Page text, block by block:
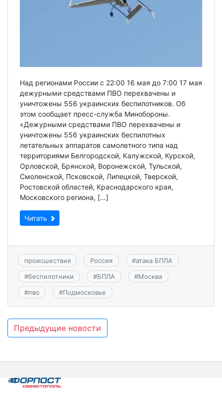
Над регионами России с 22:00 16 мая до 7:00 17 мая
дежурными средствами ПВО перехвачены и
уничтожены 556 украинских беспилотников. Об
этом сообщает пресс-служба Минобороны.
«Дежурными средствами ПВО перехвачены и
уничтожены 556 украинских беспилотных
летательных аппаратов самолетного типа над
территориями Белгородской, Калужской, Курской,
Орловской, Брянской, Воронежской, Тульской,
Смоленской, Псковской, Липецкой, Тверской,
Ростовской областей, Краснодарского края,
Московского региона, […]
Читать
происшествия Россия #атака БПЛА
#беспилотники #БПЛА #Москва
#пво #Подмосковье
Навигация
записям
Предыдущие новости